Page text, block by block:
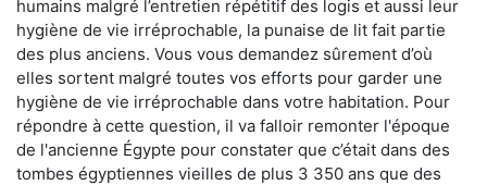
humains malgré l’entretien répétitif des logis et aussi leur
hygiène de vie irréprochable, la punaise de lit fait partie
des plus anciens. Vous vous demandez sûrement d’où
elles sortent malgré toutes vos efforts pour garder une
hygiène de vie irréprochable dans votre habitation. Pour
répondre à cette question, il va falloir remonter l'époque
de l'ancienne Égypte pour constater que c’était dans des
tombes égyptiennes vieilles de plus 3 350 ans que des